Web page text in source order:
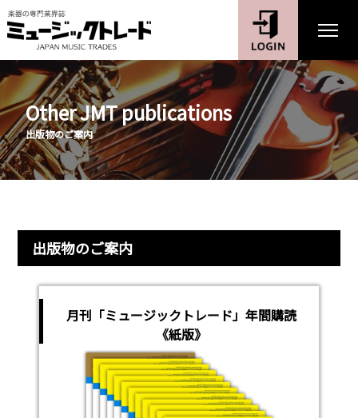
Other JMT publications
出版物のご案内
出版物のご案内
月刊「ミュージックトレード」年間購読
《紙版》